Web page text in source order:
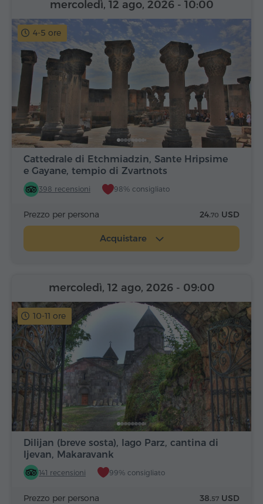
4-5 ore
Cattedrale di Etchmiadzin, Sante Hripsime
e Gayane, tempio di Zvartnots
398 recensioni 98% consigliato
mercoledì, 12 ago, 2026 - 10:00
Prezzo per persona 24.70 USD
Acquistare
10-11 ore
Dilijan (breve sosta), lago Parz, cantina di
Ijevan, Makaravank
141 recensioni 99% consigliato
mercoledì, 12 ago, 2026 - 09:00
Prezzo per persona 38.57 USD